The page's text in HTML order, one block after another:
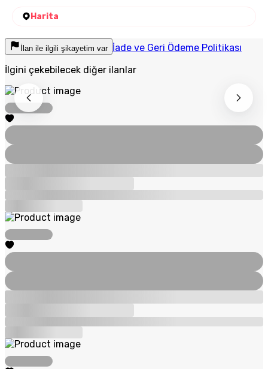
Harita
İlan ile ilgili şikayetim var İade ve Geri Ödeme Politikası
İlgini çekebilecek diğer ilanlar